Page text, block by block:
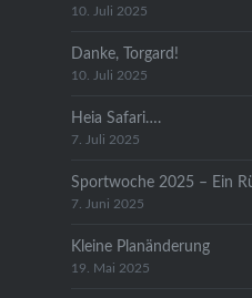
10. Juli 2025
Danke, Torgard!
10. Juli 2025
Heia Safari….
7. Juli 2025
Sportwoche 2025 – Ein
7. Juni 2025
Kleine Planänderung
19. Mai 2025